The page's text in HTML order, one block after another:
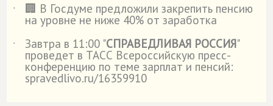
˙
🏢 В Госдуме предложили закрепить пенсию
на уровне не ниже 40% от заработка
˙
Завтра в 11:00 "СПРАВЕДЛИВАЯ РОССИЯ"
проведет в ТАСС Всероссийскую пресс-
конференцию по теме зарплат и пенсий:
spravedlivo.ru/16359910